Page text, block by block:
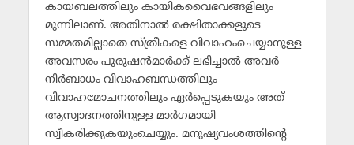
കായബലത്തിലും കായികവൈഭവങ്ങളിലും
മുന്നിലാണ്. അതിനാല്‍ രക്ഷിതാക്കളുടെ
സമ്മതമില്ലാതെ സ്ത്രീകളെ വിവാഹംചെയ്യാനുള്ള
അവസരം പുരുഷന്‍മാര്‍ക്ക് ലഭിച്ചാല്‍ അവര്‍
നിര്‍ബാധം വിവാഹബന്ധത്തിലും
വിവാഹമോചനത്തിലും ഏര്‍പ്പെടുകയും അത്
ആസ്വാദനത്തിനുള്ള മാര്‍ഗമായി
സ്വീകരിക്കുകയുംചെയ്യും. മനുഷ്യവംശത്തിന്റെ